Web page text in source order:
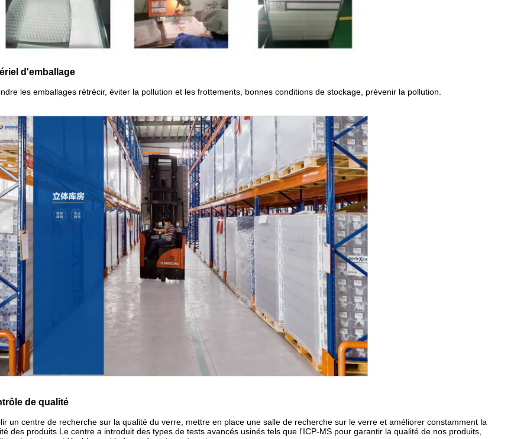
d'emballage
les emballages rétrécir, éviter la pollution et les frottements, bonnes conditions de stockage, prévenir la pollution.
de qualité
un centre de recherche sur la qualité du verre, mettre en place une salle de recherche sur le verre et améliorer constamment la
des produits. Le centre a introduit des types de tests avancés usinés tels que l'ICP-MS pour garantir la qualité de nos produits,